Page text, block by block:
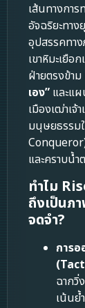
เส้นทางกา
อัจฉริยะทา
อุปสรรคทาง
เขาหิมะเยือ
ฝ่ายตรงข้า
เอง” และแ
เมืองเฒ่าเจ้
มนุษยธรรม
และคราบน้
ทำไม
ถึงเป็นภ
จดจำ?
การ
ฉากวิ่
เน้นย้